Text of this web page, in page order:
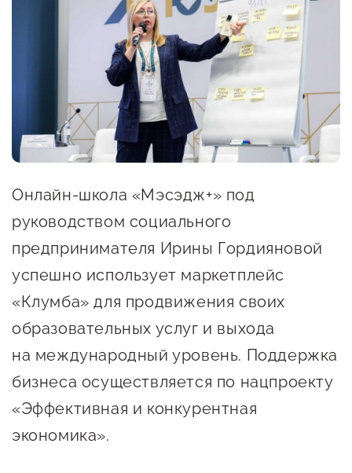
Меры поддержки
Навигатор по мерам
поддержки
Имущественная поддержка
Поддержка креативного и
предпринимательства
предпринимателей
Поддержка экспортеров
Финансовая поддержка
Онлайн-школа «Мэсэдж+» под
руководством социального
предпринимателя Ирины Гордияновой
успешно использует маркетплейс
«Клумба» для продвижения своих
образовательных услуг и выхода
на международный уровень. Поддержка
бизнеса осуществляется по нацпроекту
«Эффективная и конкурентная
экономика».